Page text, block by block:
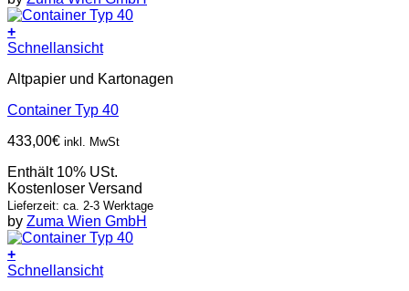
+
Schnellansicht
Altpapier und Kartonagen
Container Typ 40
433,00€ inkl. MwSt
Enthält 10% USt.
Kostenloser Versand
Lieferzeit: ca. 2-3 Werktage
by Zuma Wien GmbH
+
Schnellansicht